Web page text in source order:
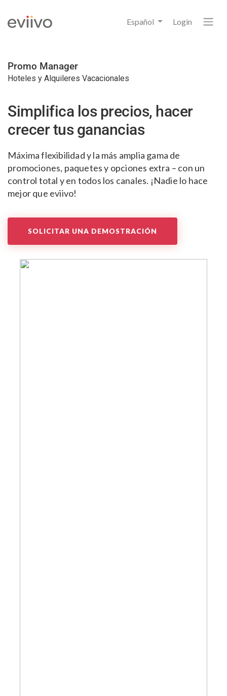
Español Login
Promo Manager
Hoteles y Alquileres Vacacionales
Simplifica los precios, hacer
crecer tus ganancias
Máxima flexibilidad y la más amplia gama de
promociones, paquetes y opciones extra – con un
control total y en todos los canales. ¡Nadie lo hace
mejor que eviivo!
SOLICITAR UNA DEMOSTRACIÓN